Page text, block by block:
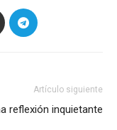
Artículo siguiente
reflexión inquietante